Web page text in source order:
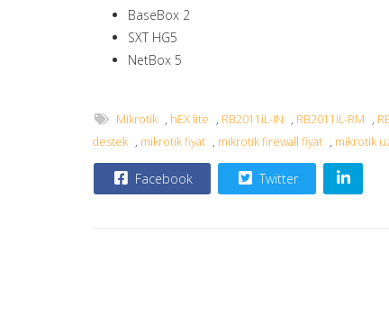
BaseBox 2
SXT HG5
NetBox 5
Mikrotik , hEX lite , RB2011iL-IN , RB2011iL-RM ,
destek , mikrotik fiyat , mikrotik firewall fiyat , mikrotik
Facebook Twitter